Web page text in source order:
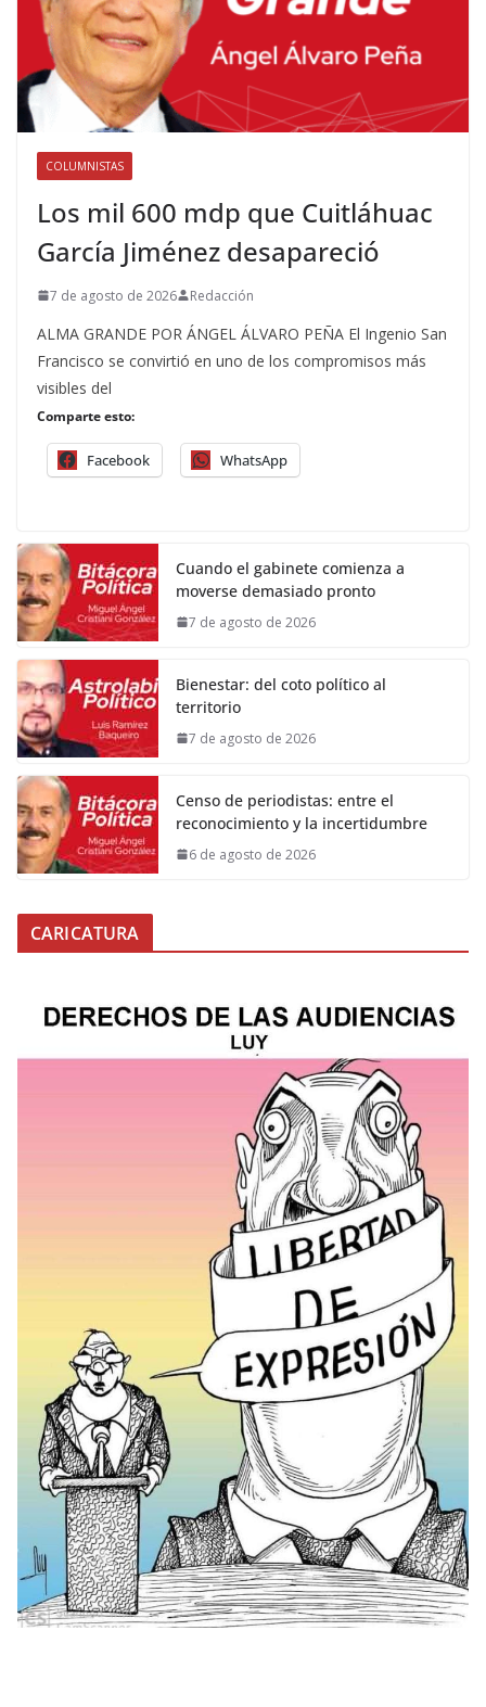
COLUMNISTAS
Los mil 600 mdp que Cuitláhuac
García Jiménez desapareció
7 de agosto de 2026 Redacción
ALMA GRANDE POR ÁNGEL ÁLVARO PEÑA El Ingenio San
Francisco se convirtió en uno de los compromisos más
visibles del
Comparte esto:
Facebook WhatsApp
Cuando el gabinete comienza a
moverse demasiado pronto
7 de agosto de 2026
Bienestar: del coto político al
territorio
7 de agosto de 2026
Censo de periodistas: entre el
reconocimiento y la incertidumbre
6 de agosto de 2026
CARICATURA